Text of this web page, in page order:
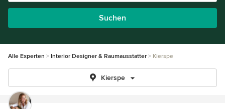
Suchen
Alle Experten Interior Designer & Raumausstatter Kierspe
Kierspe